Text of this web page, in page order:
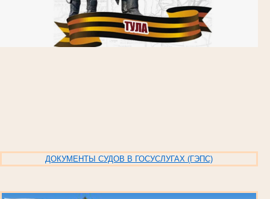
ДОКУМЕНТЫ СУДОВ В ГОСУСЛУГАХ (ГЭПС)